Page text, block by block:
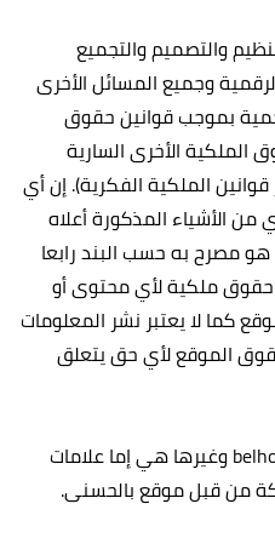
والتصميم والتجميع
وجميع المسائل الأخرى
بموجب قوانين حقوق
الملكية الأخرى السارية
الملكية الفكرية). إن أي
الأشياء المذكورة أعلاه
هو مصرح به حسب البند رابعا
حقوق ملكية لأي محتوى أو
كما لا يعتبر نشر المعلومات
حقوق الموقع لأي حق يتعلق
3. العلامات التجارية: إن belhosna.com وغيرها هي إما علامات
من قبل موقع بالحسنى.